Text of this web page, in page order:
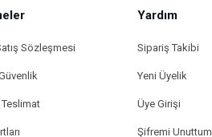
Sözleşmesi
Yardım
Sipariş Takibi
Yeni Üyelik
Üye Girişi
Şifremi Unuttum